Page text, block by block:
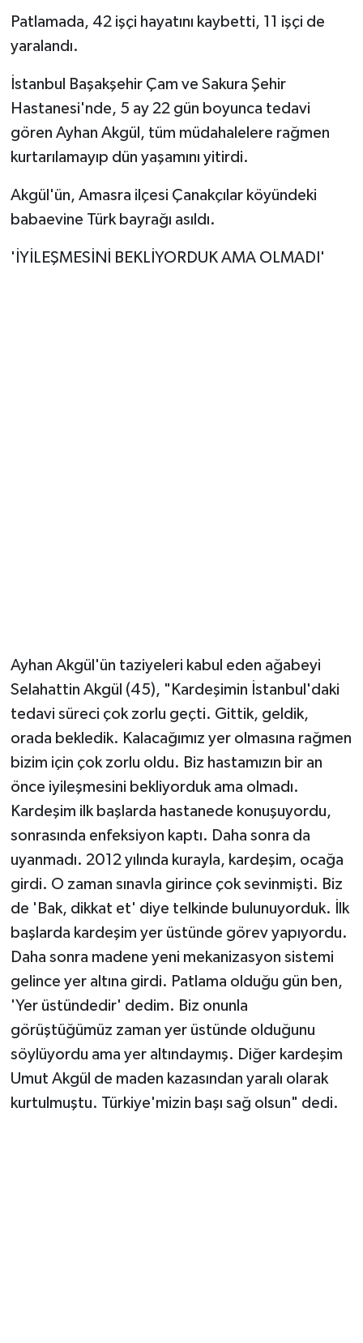
Patlamada, 42 işçi hayatını kaybetti, 11 işçi de
yaralandı.
İstanbul Başakşehir Çam ve Sakura Şehir
Hastanesi'nde, 5 ay 22 gün boyunca tedavi
gören Ayhan Akgül, tüm müdahalelere rağmen
kurtarılamayıp dün yaşamını yitirdi.
Akgül'ün, Amasra ilçesi Çanakçılar köyündeki
babaevine Türk bayrağı asıldı.
'İYİLEŞMESİNİ BEKLİYORDUK AMA OLMADI'
Ayhan Akgül'ün taziyeleri kabul eden ağabeyi
Selahattin Akgül (45), "Kardeşimin İstanbul'daki
tedavi süreci çok zorlu geçti. Gittik, geldik,
orada bekledik. Kalacağımız yer olmasına rağmen
bizim için çok zorlu oldu. Biz hastamızın bir an
önce iyileşmesini bekliyorduk ama olmadı.
Kardeşim ilk başlarda hastanede konuşuyordu,
sonrasında enfeksiyon kaptı. Daha sonra da
uyanmadı. 2012 yılında kurayla, kardeşim, ocağa
girdi. O zaman sınavla girince çok sevinmişti. Biz
de 'Bak, dikkat et' diye telkinde bulunuyorduk. İlk
başlarda kardeşim yer üstünde görev yapıyordu.
Daha sonra madene yeni mekanizasyon sistemi
gelince yer altına girdi. Patlama olduğu gün ben,
'Yer üstündedir' dedim. Biz onunla
görüştüğümüz zaman yer üstünde olduğunu
söylüyordu ama yer altındaymış. Diğer kardeşim
Umut Akgül de maden kazasından yaralı olarak
kurtulmuştu. Türkiye'mizin başı sağ olsun" dedi.